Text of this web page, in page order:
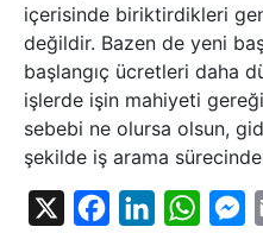
içerisinde biriktirdikleri
değildir. Bazen de yeni
başlangıç ücretleri daha
işlerde işin mahiyeti
sebebi ne olursa olsun,
şekilde iş arama
FacebookLinkedIn